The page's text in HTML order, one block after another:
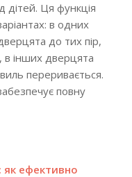
дітей. Ця функція
в одних
до тих пір,
в інших дверцята
переривається.
повну
як ефективно